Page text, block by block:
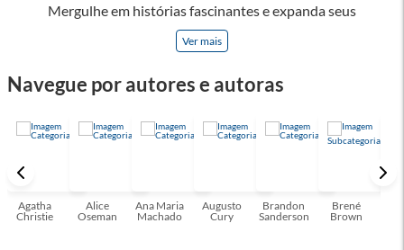
Mergulhe em histórias fascinantes e expanda seus
horizontes, onde cada página é uma porta para novos
universos e perspectivas. Ler nos permite viajar sem sair do
e tenha a oportunidade de alcançar o seu crescimento
passe um tempo no mundo da imaginação! A leitura
transforma vidas e estamos aqui para ajudar a transformar a
Ver mais
Navegue por autores e autoras
Agatha
Christie
Alice
Oseman
Ana Maria
Machado
Augusto
Cury
Brandon
Sanderson
Brené
Brown